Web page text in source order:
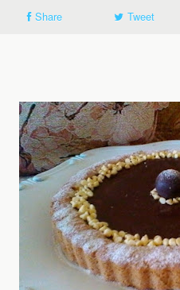
Share Tweet